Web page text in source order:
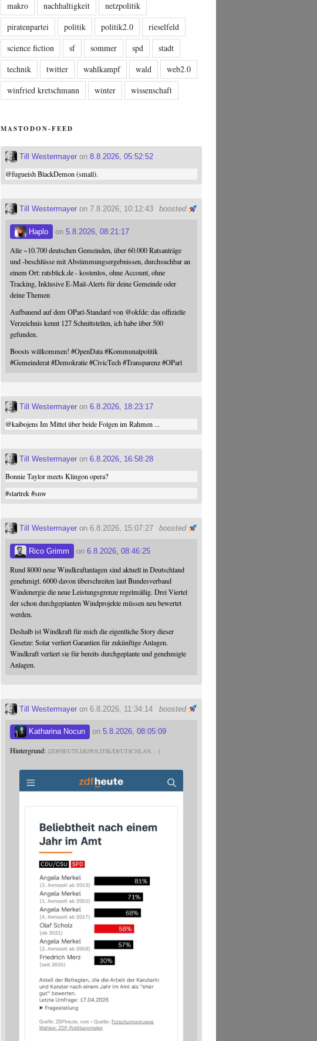
makro
nachhaltigkeit
netzpolitik
piratenpartei
politik politik2.0
rieselfeld
science fiction
sf sommer spd
stadt
technik
twitter wahlkampf wald
web2.0
winfried kretschmann
winter wissenschaft
MASTODON-FEED
Till Westermayer on8.8.2026, 05:52:52
@fugueishBlackDemon (small).
boosted
Till Westermayer on 7.8.2026, 10:12:43
Haplo on5.8.2026, 08:21:17
Alle ~10.700 deutschen Gemeinden, über 60.000 Ratsanträge
und -beschlüsse mit Abstimmungsergebnissen, durchsuchbar an
einem Ort: ratsblick.de - kostenlos, ohne Account, ohne
Tracking, Inklusive E-Mail-Alerts für deine Gemeinde oder
deine Themen
Aufbauend auf dem OParl-Standard von @okfde: das offizielle
Verzeichnis kennt 127 Schnittstellen, ich habe über 500
gefunden.
Boosts willkommen!#OpenData #Kommunalpolitik
#Gemeinderat #Demokratie #CivicTech #Transparenz #OParl
Till Westermayer on6.8.2026, 18:23:17
@kaibojensIm Mittel über beide Folgen im Rahmen ...
Till Westermayer on6.8.2026, 16:58:28
Bonnie Taylor meets Klingon opera?
#startrek #snw
boosted
Till Westermayer on 6.8.2026, 15:07:27
Rico Grimm on6.8.2026, 08:46:25
Rund 8000 neue Windkraftanlagen sind aktuell in Deutschland
genehmigt. 6000 davon überschreiten laut Bundesverband
Windenergie die neue Leistungsgrenze regelmäßig. Drei Viertel
der schon durchgeplanten Windprojekte müssen neu bewertet
werden.
Deshalb ist Windkraft für mich die eigentliche Story dieser
Gesetze: Solar verliert Garantien für zukünftige Anlagen.
Windkraft verliert sie für bereits durchgeplante und genehmigte
Anlagen.
boosted
Till Westermayer on 6.8.2026, 11:34:14
Katharina Nocun on5.8.2026, 08:05:09
Hintergrund: ZDFHEUTE.DE/POLITIK/DEUTSCHLAN